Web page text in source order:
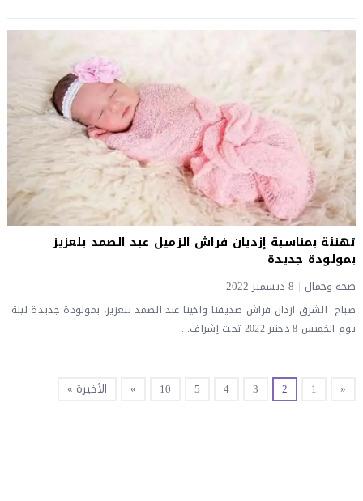
تهنئة بمناسبة إزديان فراش الزميل عبد الصمد بلعزيز
بمولودة جديدة
صحة وجمال 8 ديسمبر 2022
صباح الشرق ازدان فراش صديقنا واخينا عبد الصمد بلعزيز، بمولودة جديدة ليلة
يوم الخميس 8 دجنبر 2022 تحت إشراف...
«
1
2
3
4
5
10
» الأخيرة »